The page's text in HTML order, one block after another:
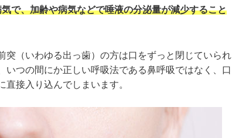
で、加齢や病気などで唾液の分泌量が減少すること
突（いわゆる出っ歯）の方は口をずっと閉じていられ
つの間にか正しい呼吸法である鼻呼吸ではなく、口
接入り込んでしまいます。